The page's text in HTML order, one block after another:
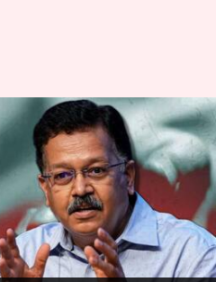
వైరస్ కేసుల
ఆందోళన;
pm